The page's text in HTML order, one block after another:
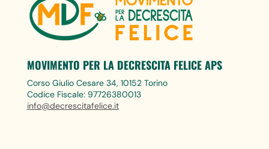
MOVIMENTO PER LA DECRESCITA FELICE APS
Corso Giulio Cesare 34, 10152 Torino
Codice Fiscale: 97726380013
info@decrescitafelice.it